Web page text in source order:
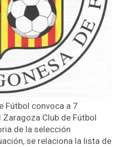
Fútbol convoca a 7
Club de Fútbol
de la selección
se relaciona la lista de